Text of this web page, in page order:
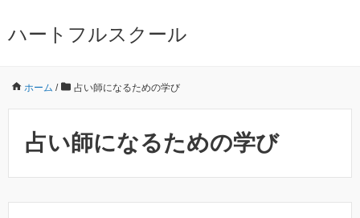
ハートフルスクール
ホーム / 占い師になるための学び
占い師になるための学び